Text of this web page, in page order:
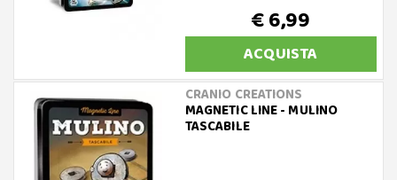
€ 6,99
ACQUISTA
CRANIO CREATIONS
MAGNETIC LINE - MULINO
TASCABILE